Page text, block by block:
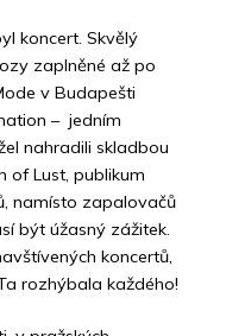
koncert. Skvělý
zaplněné až po
v Budapešti
– jedním
nahradili skladbou
of Lust, publikum
namísto zapalovačů
být úžasný zážitek.
koncertů,
rozhýbala každého!